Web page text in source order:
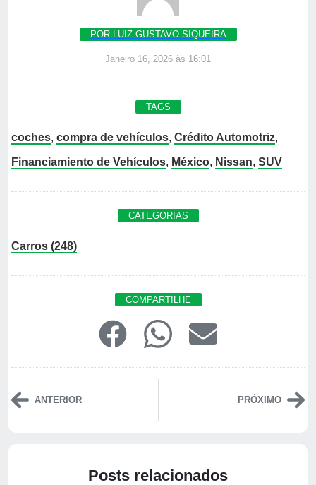
POR LUIZ GUSTAVO SIQUEIRA
Janeiro 16, 2026 às 16:01
TAGS
coches, compra de vehículos, Crédito Automotriz,
Financiamiento de Vehículos, México, Nissan, SUV
CATEGORIAS
Carros (248)
COMPARTILHE
ANTERIOR PRÓXIMO
Posts relacionados